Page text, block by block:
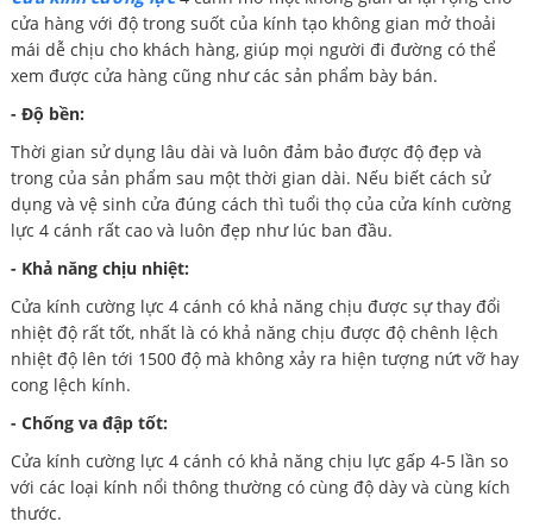
cửa hàng với độ trong suốt của kính tạo không gian mở thoải
mái dễ chịu cho khách hàng, giúp mọi người đi đường có thể
xem được cửa hàng cũng như các sản phẩm bày bán.
- Độ bền:
Thời gian sử dụng lâu dài và luôn đảm bảo được độ đẹp và
trong của sản phẩm sau một thời gian dài. Nếu biết cách sử
dụng và vệ sinh cửa đúng cách thì tuổi thọ của cửa kính cường
lực 4 cánh rất cao và luôn đẹp như lúc ban đầu.
- Khả năng chịu nhiệt:
Cửa kính cường lực 4 cánh có khả năng chịu được sự thay đổi
nhiệt độ rất tốt, nhất là có khả năng chịu được độ chênh lệch
nhiệt độ lên tới 1500 độ mà không xảy ra hiện tượng nứt vỡ hay
cong lệch kính.
- Chống va đập tốt:
Cửa kính cường lực 4 cánh có khả năng chịu lực gấp 4-5 lần so
với các loại kính nổi thông thường có cùng độ dày và cùng kích
thước.